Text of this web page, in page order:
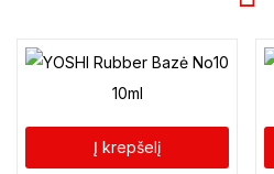
Į krepšelį